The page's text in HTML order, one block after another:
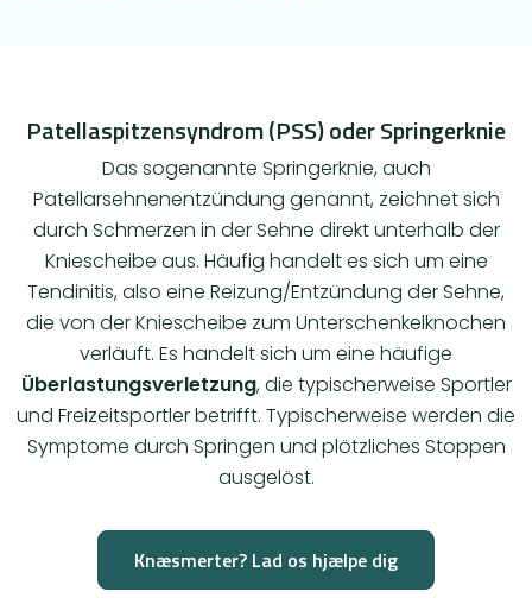
Patellaspitzensyndrom (PSS) oder Springerknie
Das sogenannte Springerknie, auch
Patellarsehnenentzündung genannt, zeichnet sich
durch Schmerzen in der Sehne direkt unterhalb der
Kniescheibe aus. Häufig handelt es sich um eine
Tendinitis, also eine Reizung/Entzündung der Sehne,
die von der Kniescheibe zum Unterschenkelknochen
verläuft. Es handelt sich um eine häufige
Überlastungsverletzung, die typischerweise Sportler
und Freizeitsportler betrifft. Typischerweise werden die
Symptome durch Springen und plötzliches Stoppen
ausgelöst.
Knæsmerter? Lad os hjælpe dig